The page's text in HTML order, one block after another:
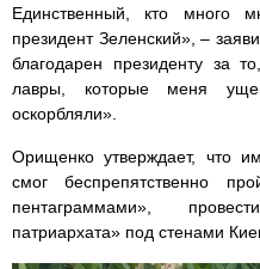
Единственный, кто много
президент Зеленский», –
благодарен президенту за
лавры, которые меня
оскорбляли».
Орищенко утверждает, что
смог беспрепятственно
пентаграммами»,
патриархата» под стенами